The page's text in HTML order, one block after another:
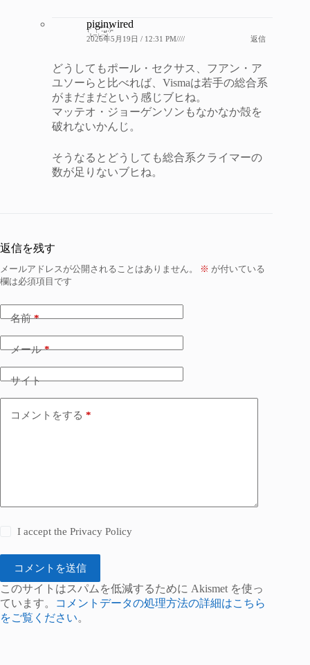
piginwired
2026年5月19日 / 12:31 PM//// 返信
どうしてもポール・セクサス、フアン・ア
ユソーらと比べれば、Vismaは若手の総合系
がまだまだという感じブヒね。
マッテオ・ジョーゲンソンもなかなか殻を
破れないかんじ。
そうなるとどうしても総合系クライマーの
数が足りないブヒね。
返信を残す
メールアドレスが公開されることはありません。 ※ が付いている
欄は必須項目です
名前*
メール*
サイト
コメントをする *
I accept thePrivacy Policy
コメントを送信
このサイトはスパムを低減するために Akismet を使っ
ています。
コメントデータの処理方法の詳細はこちら
をご覧ください。